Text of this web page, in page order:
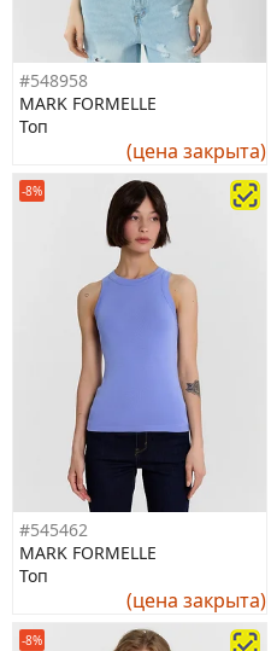
#548958
MARK FORMELLE
Топ
(цена закрыта)
-8%
#545462
MARK FORMELLE
Топ
(цена закрыта)
-8%